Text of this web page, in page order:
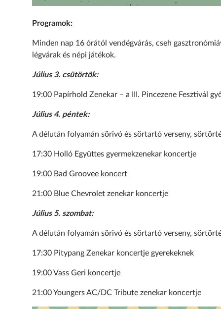
Programok:
Minden nap 16 órától vendégvárás, cseh
légvárak és népi játékok.
Július 3. csütörtök:
19:00 Papírhold Zenekar – a III. Pincezene Fesztivál
Július 4. péntek:
A délután folyamán sörivó és sörtartó verseny,
17:30 Holló Együttes gyermekzenekar koncertje
19:00 Bad Groovee koncert
21:00 Blue Chevrolet zenekar koncertje
Július 5. szombat:
A délután folyamán sörivó és sörtartó verseny,
17:30 Pitypang Zenekar koncertje gyerekeknek
19:00 Vass Geri koncertje
21:00 Youngers AC/DC Tribute zenekar koncertje